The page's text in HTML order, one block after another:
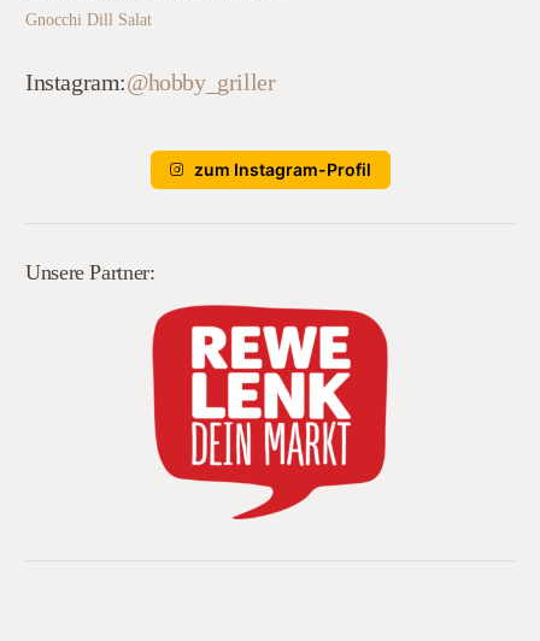
Gnocchi Dill Salat
Instagram:@hobby_griller
zum Instagram-Profil
Unsere Partner: